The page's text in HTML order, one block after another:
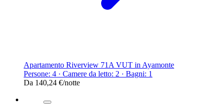
Apartamento Riverview 71A VUT in Ayamonte
Persone: 4 · Camere da letto: 2 · Bagni: 1
Da 140,24 €/notte